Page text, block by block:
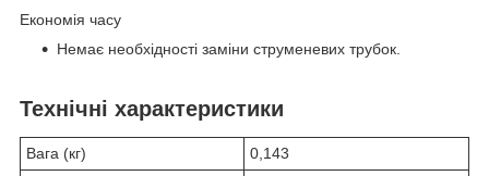
Економія часу
Немає необхідності заміни струменевих трубок.
Технічні характеристики
Вага (кг)
0,143